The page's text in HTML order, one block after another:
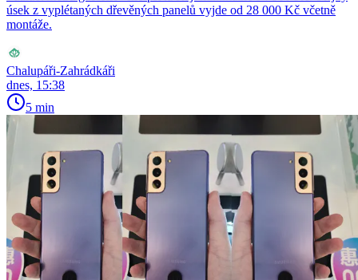
úsek z vyplétaných dřevěných panelů vyjde od 28 000 Kč včetně
montáže.
Chalupáři-Zahrádkáři
dnes, 15:38
5 min